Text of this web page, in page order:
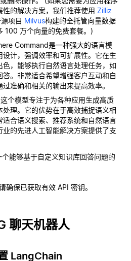
的解决方案，我们推荐使用 Zilliz
项目 Milvus构建的全托管向量数据
100 万个向量的免费套餐。)
Command是一种强大的语言模
计，强调效率和可扩展性。它在生
，能够执行自然语言处理任务，如
。非常适合希望增强客户互动和自
准确和相关的输出来提高效率。
个模型专注于为各种应用生成高质
理。它的优势在于高效捕捉语义相
合语义搜索、推荐系统和自然语言
的先进人工智能解决方案提供了支
能够基于自定义知识库回答问题的
确保已获取有效 API 密钥。
聊天机器人
LangChain